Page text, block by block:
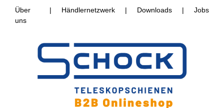
Über
uns
| Händlernetzwerk | Downloads | Jobs